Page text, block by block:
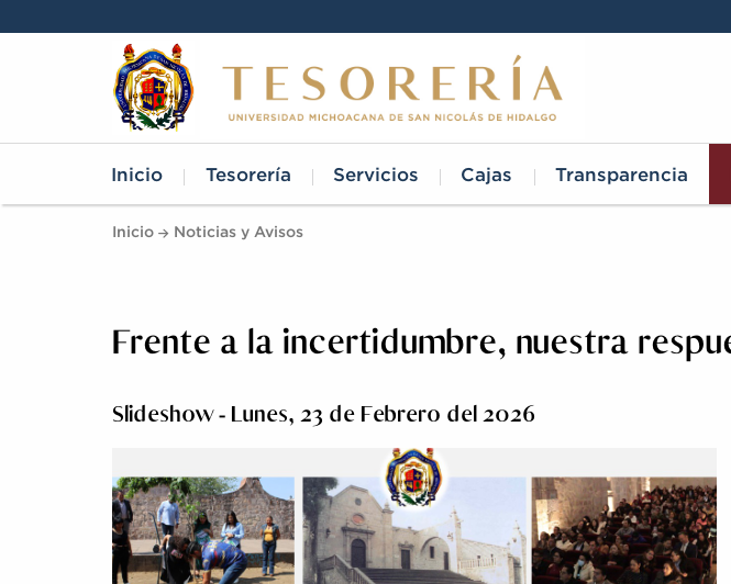
Inicio Tesorería Servicios Cajas Transparencia
Inicio Noticias y Avisos
Frente a la incertidumbre, nuestra
Slideshow - Lunes, 23 de Febrero del 2026